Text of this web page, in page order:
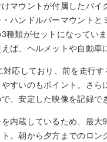
マウントが付属したバイ
ハンドルバーマウントと
種類がセットになってい
ば、ヘルメットや自動車
対応しており、前を走行す
すいのもポイント。さら
、安定した映像を記録で
内蔵しているため、最大
。朝から夕方までのロン